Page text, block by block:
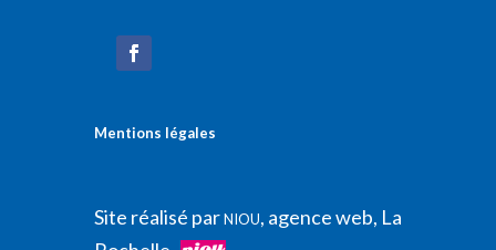
Mentions légales
Site réalisé parNIOU, agence web, La